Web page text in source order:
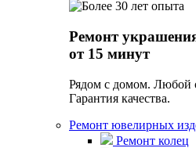
Ремонт
от 15 минут
Рядом с домом. Любой
Гарантия качества.
Ремонт ювелирных
Ремонт колец